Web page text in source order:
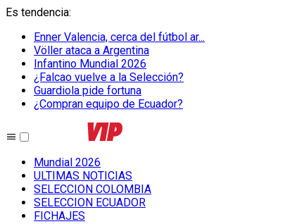
Es tendencia:
Enner Valencia, cerca del fútbol ar...
Völler ataca a Argentina
Infantino Mundial 2026
¿Falcao vuelve a la Selección?
Guardiola pide fortuna
¿Compran equipo de Ecuador?
Mundial 2026
ULTIMAS NOTICIAS
SELECCION COLOMBIA
SELECCION ECUADOR
FICHAJES